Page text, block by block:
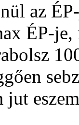
az
ÉP-